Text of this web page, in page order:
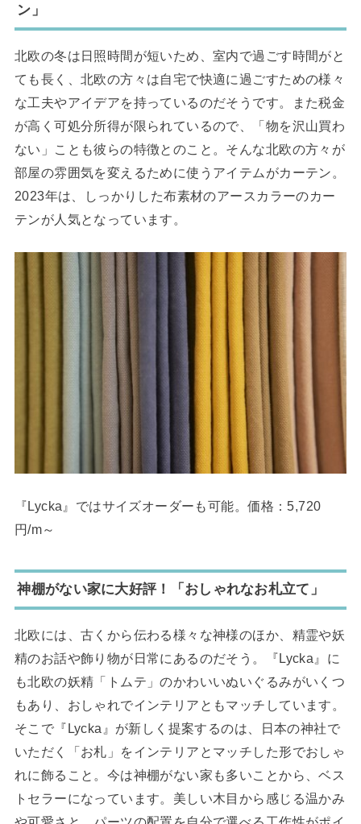
ン」
北欧の冬は日照時間が短いため、室内で過ごす時間がと
ても長く、北欧の方々は自宅で快適に過ごすための様々
な工夫やアイデアを持っているのだそうです。また税金
が高く可処分所得が限られているので、「物を沢山買わ
ない」ことも彼らの特徴とのこと。そんな北欧の方々が
部屋の雰囲気を変えるために使うアイテムがカーテン。
2023年は、しっかりした布素材のアースカラーのカー
テンが人気となっています。
『Lycka』ではサイズオーダーも可能。価格：5,720
円/m～
神棚がない家に大好評！「おしゃれなお札立て」
北欧には、古くから伝わる様々な神様のほか、精霊や妖
精のお話や飾り物が日常にあるのだそう。『Lycka』に
も北欧の妖精「トムテ」のかわいいぬいぐるみがいくつ
もあり、おしゃれでインテリアともマッチしています。
そこで『Lycka』が新しく提案するのは、日本の神社で
いただく「お札」をインテリアとマッチした形でおしゃ
れに飾ること。今は神棚がない家も多いことから、ベス
トセラーになっています。美しい木目から感じる温かみ